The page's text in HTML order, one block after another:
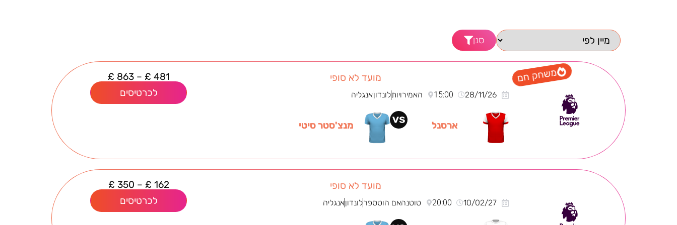
סנן
מועד לא סופי משחק חם
28/11/26
15:00 האמירויותלונדוןאנגליה
ארסנל מנצ'סטר סיטי
481
£
–
863
£
לכרטיסים
מועד לא סופי
10/02/27
20:00 טוטנהאם הוטספרלונדוןאנגליה
162
£
–
350
£
לכרטיסים